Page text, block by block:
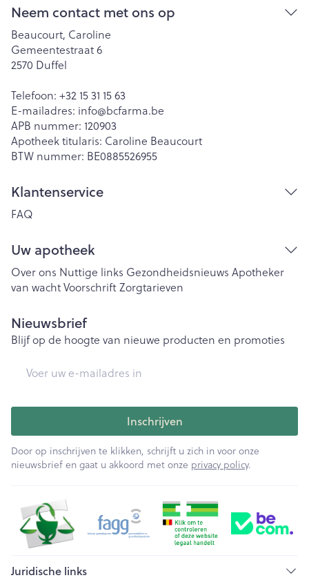
Neem contact met ons op
Beaucourt, Caroline
Gemeentestraat 6
2570 Duffel
Telefoon: +32 15 31 15 63
E-mailadres: info@bcfarma.be
APB nummer: 120903
Apotheek titularis: Caroline Beaucourt
BTW nummer: BE0885526955
Klantenservice
FAQ
Uw apotheek
Over ons Nuttige links Gezondheidsnieuws Apotheker
van wachtVoorschriftZorgtarieven
Nieuwsbrief
Blijf op de hoogte van nieuwe producten en promoties
Inschrijven
Door op inschrijven te klikken, schrijft u zich in voor onze
nieuwsbrief en gaat u akkoord met onze privacy policy.
Juridische links